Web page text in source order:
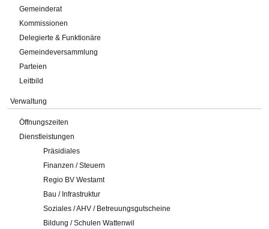
Gemeinderat
Kommissionen
Delegierte & Funktionäre
Gemeindeversammlung
Parteien
Leitbild
Verwaltung
Öffnungszeiten
Dienstleistungen
Präsidiales
Finanzen / Steuern
Regio BV Westamt
Bau / Infrastruktur
Soziales / AHV / Betreuungsgutscheine
Bildung / Schulen Wattenwil